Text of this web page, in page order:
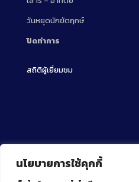
นโยบายการใช้คุกกี้
วันหยุดนักขัตฤกษ์
ปิดทำการ
สถิติผู้เยี่ยมชม